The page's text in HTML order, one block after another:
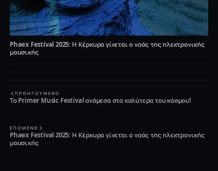
Phaex Festival 2025: Η Κέρκυρα γίνεται ο ναός της ηλεκτρονικής
μουσικής
ΠΡΟΗΓΟΎΜΕΝΟ
Το Primer Music Festival ανάμεσα στα καλύτερα του κόσμου!
ΕΠΌΜΕΝΟ
Phaex Festival 2025: Η Κέρκυρα γίνεται ο ναός της ηλεκτρονικής
μουσικής